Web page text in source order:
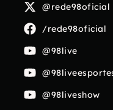
@rede98oficial
/rede98oficial
@98live
@98liveshow